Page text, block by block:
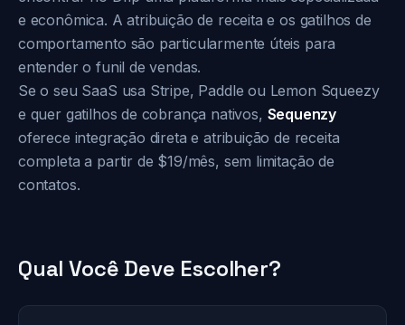
e econômica. A atribuição de receita e os gatilhos de
comportamento são particularmente úteis para
entender o funil de vendas.
Se o seu SaaS usa Stripe, Paddle ou Lemon Squeezy
e quer gatilhos de cobrança nativos, Sequenzy
oferece integração direta e atribuição de receita
completa a partir de $19/mês, sem limitação de
contatos.
Qual Você Deve Escolher?